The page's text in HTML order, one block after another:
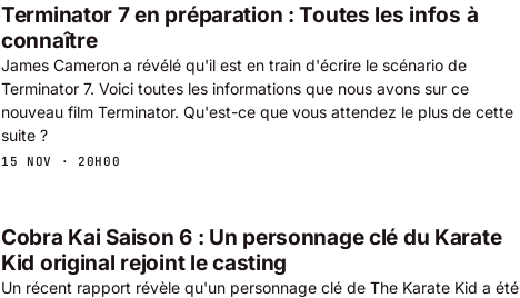
Terminator 7 en préparation : Toutes les infos à
connaître
James Cameron a révélé qu'il est en train d'écrire le scénario de
Terminator 7. Voici toutes les informations que nous avons sur ce
nouveau film Terminator. Qu'est-ce que vous attendez le plus de cette
suite ?
15 NOV · 20H00
Cobra Kai Saison 6 : Un personnage clé du Karate
Kid original rejoint le casting
Un récent rapport révèle qu'un personnage clé de The Karate Kid a été